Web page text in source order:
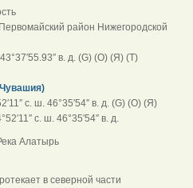
район Нижегородской
в. д. (G) (O) (Я) (T)
с. ш. 46°35′54″ в. д. (G) (O) (Я)
с. ш. 46°35′54″ в. д.
в северной части